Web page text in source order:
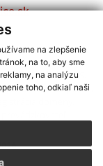
na zlepšenie
na to, aby sme
na analýzu
toho, odkiaľ naši
s využitím RSS
stránok,web portál
domény